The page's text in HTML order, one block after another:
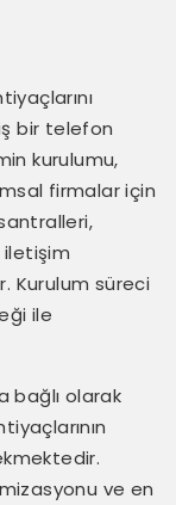
bir telefon
kurulumu,
firmalar için
iletişim
Kurulum süreci
ile
bağlı olarak
ve en